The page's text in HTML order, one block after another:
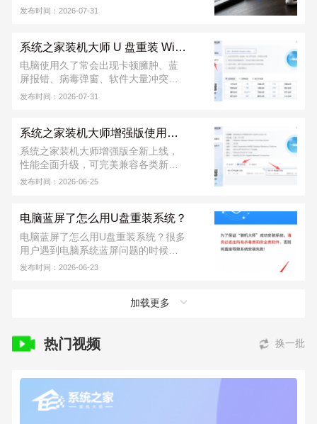
使用U盘做引导，给计算机安装操作系
发布时间：2026-07-31
系统之家装机大师 U 盘重装 Win11 系统教程
电脑使用久了常会出现卡顿臃肿、蓝
屏报错、病毒弹窗、软件大量冲突等
各类故障情况，这个时候用户们可以
从下载到安装完成，不收取任何费
用！若安装出现问题，可联系系统之
家装机大师官方 QQ 群：
发布时间：2026-07-31
系统之家装机大师增强版使用教程
系统之家装机大师增强版全新上线，
性能全面升级，可完美兼容各类新旧
硬件，同时支持 UEFI、Legacy 双引
稳定，日常装系统省心又便捷。下面
小编就为大家带来系统之家装机大师
增强版的详细使用教程。
发布时间：2026-06-25
电脑蓝屏了怎么用U盘重装系统？
电脑蓝屏了怎么用U盘重装系统？很多
用户遇到电脑系统蓝屏问题的时候，
都不知道怎么去进行问题的解决，其
系统的方法来解决问题。一起和系统
发布时间：2026-06-23
加载更多
热门视频 换一批